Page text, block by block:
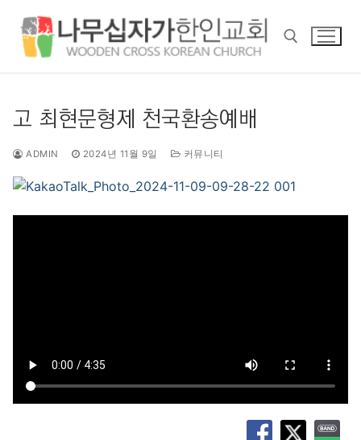
고 최현문형제 천국환송예배
ADMIN 2024년 11월 9일 커뮤니티